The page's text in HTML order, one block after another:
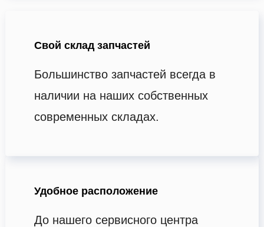
Свой склад запчастей
Большинство запчастей всегда в
наличии на наших собственных
современных складах.
Удобное расположение
До нашего сервисного центра